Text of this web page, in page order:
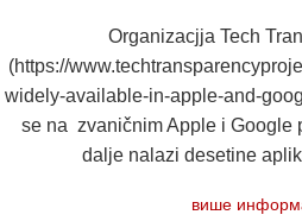
Organizacjja Tech
(https://
widely-available-in-apple-and-
se na zvaničnim Apple i Google
dalje nalazi desetine
више